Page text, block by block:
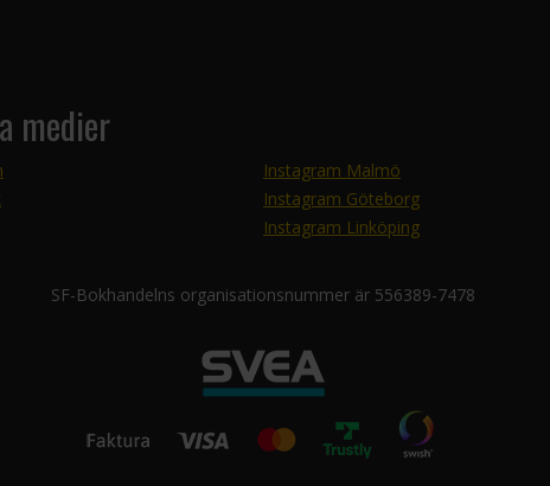
medier
Instagram Malmö
Instagram Göteborg
Instagram Linköping
SF-Bokhandelns organisationsnummer är 556389-7478